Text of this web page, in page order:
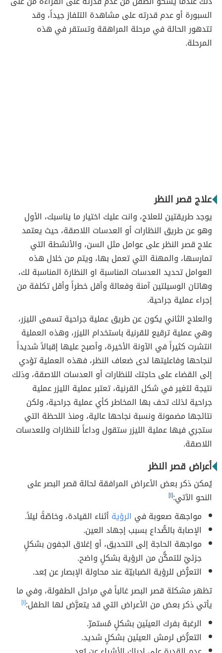
السبورة أو عدم قدرته على مشاهدة التلفاز جيداً، وقد
تتدهور الحالة في مرحلة المراهقة وتستقر في هذه
المرحلة.
علاج قصر النظر
يوجد طريقتين للعلاج، وانت عليك اختيار ما يناسبك، الأول
وهو عن طريق النظارات أو العدسات اللاصقة، حيث يعتمد
علاج قصر النظر على عوامل مثل السن، والأنشطة التي
تمارسها، والمهنة التي تعمل بها، ويتم من خلال هذه
العوامل تحديد العدسات المناسبة او النظارة المناسبة لك،
وهاتان الوسيلتين آمنة وفعالة وأقل خطراً وأقل تكلفة من
إجراء عملية جراحية.
والعلاج الثاني يكون عن طريق عملية جراحية تسمى الليزر،
وهي عملية ترقيع للقرنية باستخدام الليزر، وهذه العملية
انتشرت كثيراً في الآونة الأخيرة، وأصبح عليها إقبالاً شديداً
لنجاحها وفاعليتها لدى ضعاف النظر، فهذه العملية تؤدي
إلى القضاء على حاجتك للنظارات أو العدسات اللاصقة، وذلك
نتيجة لتغير في شكل القرنية، تعتبر عملية الليزر عملية
جراحية لذلك تحف بها المخاطر كأي عملية جراحية، ولكن
نتائجها مضمونة ونسبة نجاحها عالية، ومنذ اللحظة التي
ستجري فيها عملية الليزر ستقول وداعاً للنظارات وللعدسات
اللاصقة.
أعراض قصر النظر
يُمكن ذكر بعض الأعراض المرافقة لحالة قصر البصر على
النحو الآتي:[١]
مواجهة صعوبة في الرؤية أثناء القيادة، وخاصّةً ليلاً.
الإصابة بالصُّداع بسبب إجهاد العين.
مواجهة الحاجة إلى التحديق، أو إغلاق الجفون بشكلٍ
جزئيّ للتمكُّن من الرؤية بشكلٍ واضح.
التعرُّض للرؤية الضبابيّة عند محاولة الإبصار عن بُعد.
تظهر مشكلة قصر البصر غالباً في مراحل الطفولة، وفي ما
يأتي ذكر بعض من الأعراض التي قد يتعرَّض لها الطفل:[١]
الرغبة بفرك العينَين بشكلٍ مُستمرّ.
التعرُّض لرمش العينَين بشكلٍ شديد.